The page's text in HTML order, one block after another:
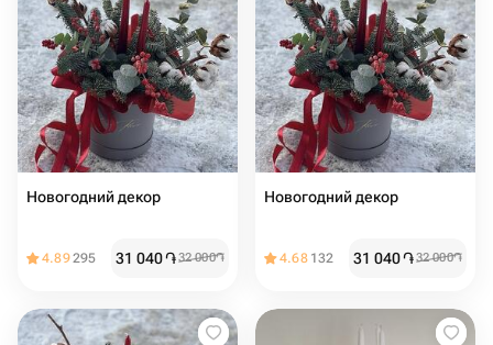
Новогодний декор
4.89295 31 040֏32 000֏
Новогодний декор
4.68 132 31 040֏32 000֏